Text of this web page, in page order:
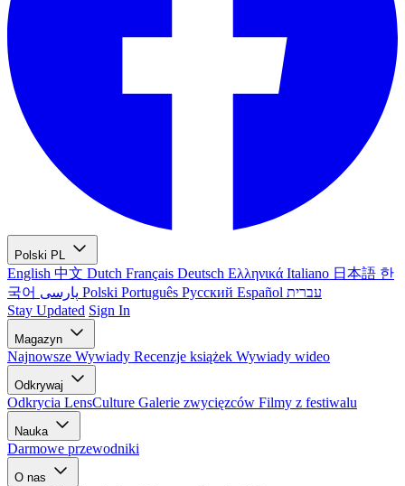
Polski PL
English 中文 Dutch Français Deutsch Ελληνικά Italiano 日本語 한
국어
Polski Português Русский Español עברית
Stay Updated Sign In
Magazyn
Najnowsze Wywiady Recenzje książek Wywiady wideo
Odkrywaj
Odkrycia LensCulture Galerie zwycięzców Filmy z festiwalu
Nauka
Darmowe przewodniki
O nas